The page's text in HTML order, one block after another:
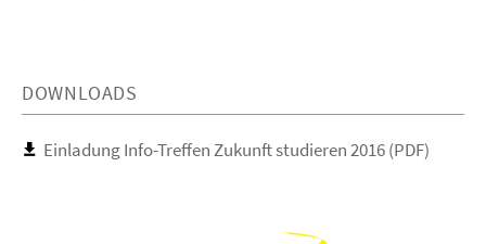
DOWNLOADS
Einladung Info-Treffen Zukunft studieren 2016 (PDF)